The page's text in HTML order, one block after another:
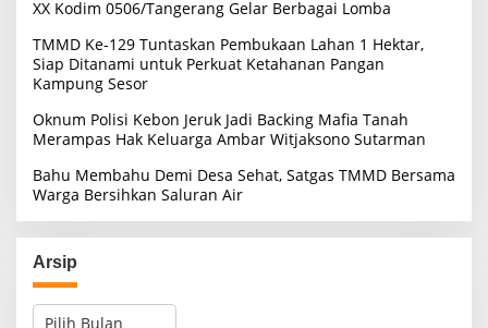
XX Kodim 0506/Tangerang Gelar Berbagai Lomba
TMMD Ke-129 Tuntaskan Pembukaan Lahan 1 Hektar,
Siap Ditanami untuk Perkuat Ketahanan Pangan
Kampung Sesor
Oknum Polisi Kebon Jeruk Jadi Backing Mafia Tanah
Merampas Hak Keluarga Ambar Witjaksono Sutarman
Bahu Membahu Demi Desa Sehat, Satgas TMMD Bersama
Warga Bersihkan Saluran Air
Arsip
A